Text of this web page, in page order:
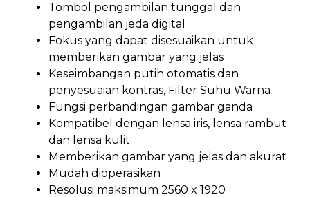
Tombol pengambilan tunggal dan
pengambilan jeda digital
Fokus yang dapat disesuaikan untuk
memberikan gambar yang jelas
Keseimbangan putih otomatis dan
penyesuaian kontras, Filter Suhu Warna
Fungsi perbandingan gambar ganda
Kompatibel dengan lensa iris, lensa rambut
dan lensa kulit
Memberikan gambar yang jelas dan akurat
Mudah dioperasikan
Resolusi maksimum 2560 x 1920